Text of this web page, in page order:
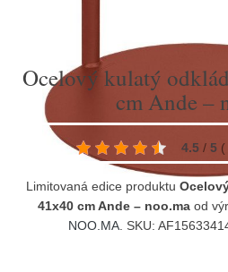
Ocelový kulatý
cm Ande –
4.5 / 5 (
Limitovaná edice produktu
41x40 cm Ande – noo.maod
NOO.MA . SKU: